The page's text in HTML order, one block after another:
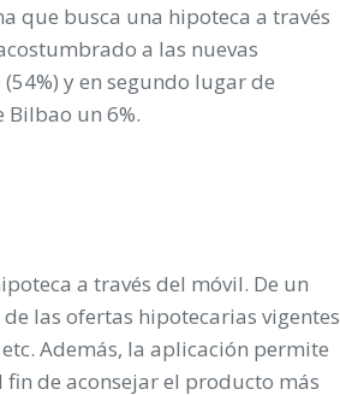
que busca una hipoteca a través
a las nuevas
y en segundo lugar de
Bilbao un 6%.
a través del móvil. De un
las ofertas hipotecarias vigentes
Además, la aplicación permite
de aconsejar el producto más